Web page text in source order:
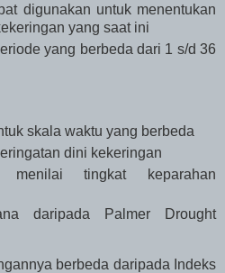
digunakan untuk menentukan
yang saat ini
yang berbeda dari 1 s/d 36
skala waktu yang berbeda
dini kekeringan
menilai tingkat keparahan
daripada Palmer Drought
berbeda daripada Indeks